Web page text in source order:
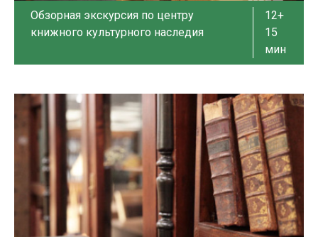
Обзорная экскурсия по центру
книжного культурного наследия
12+
15
мин